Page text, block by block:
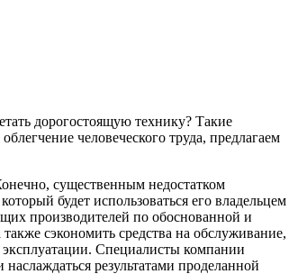
дорогостоящую технику? Такие
человеческого труда, предлагаем
существенным недостатком
будет использоваться его владельцем
производителей по обоснованной и
сэкономить средства на обслуживание,
эксплуатации. Специалисты компании
результатами проделанной